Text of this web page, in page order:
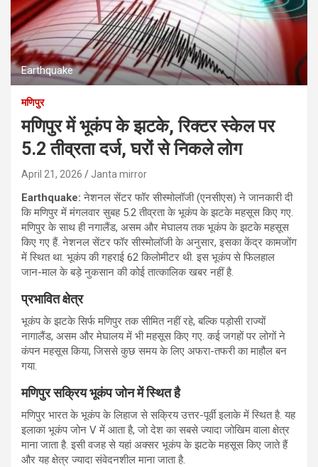
Earthquake
मणिपुर
मणिपुर में भूकंप के झटके, रिक्टर स्केल पर
5.2 तीव्रता दर्ज, घरों से निकले लोग
April 21, 2026 Janta mirror
Earthquake: नेशनल सेंटर फॉर सीस्मोलॉजी (एनसीएस) ने जानकारी दी
कि मणिपुर में मंगलवार सुबह 5.2 तीव्रता के भूकंप के झटके महसूस किए गए.
मणिपुर के साथ ही नगालैंड, असम और मेघालय तक भूकंप के झटके महसूस
किए गए हैं. नेशनल सेंटर फॉर सीस्मोलॉजी के अनुसार, इसका केंद्र कामजोंग
में स्थित था. भूकंप की गहराई 62 किलोमीटर थी. इस भूकंप से फिलहाल
जान-माल के बड़े नुकसान की कोई तात्कालिक खबर नहीं है.
प्रभावित क्षेत्र
भूकंप के झटके सिर्फ मणिपुर तक सीमित नहीं रहे, बल्कि पड़ोसी राज्यों
नागालैंड, असम और मेघालय में भी महसूस किए गए. कई जगहों पर लोगों ने
कंपन महसूस किया, जिससे कुछ समय के लिए अफरा-तफरी का माहौल बन
गया.
मणिपुर सक्रिय भूकंप जोन में स्थित है
मणिपुर भारत के भूकंप के लिहाज से सक्रिय उत्तर-पूर्वी इलाके में स्थित है. यह
इलाका भूकंप जोन V में आता है, जो देश का सबसे ज्यादा जोखिम वाला क्षेत्र
माना जाता है. इसी वजह से यहां अक्सर भूकंप के झटके महसूस किए जाते हैं
और यह क्षेत्र ज्यादा संवेदनशील माना जाता है.